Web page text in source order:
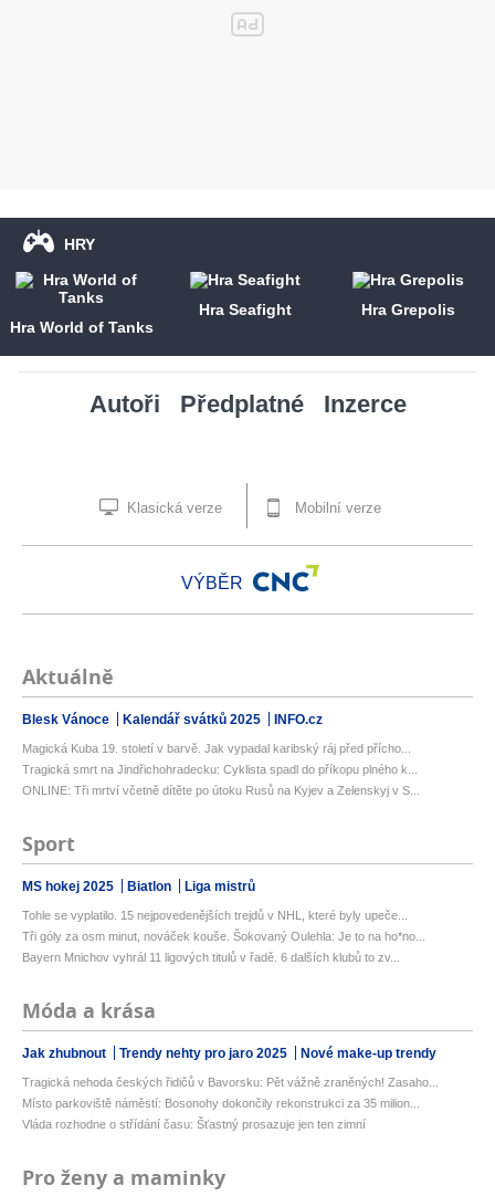
HRY
Hra World of Tanks
Hra Seafight Hra Grepolis
Autoři Předplatné Inzerce
Klasická verze Mobilní verze
VÝBĚR
Aktuálně
Blesk Vánoce Kalendář svátků 2025 INFO.cz
Magická Kuba 19. století v barvě. Jak vypadal karibský ráj před přícho...
Tragická smrt na Jindřichohradecku: Cyklista spadl do příkopu plného k...
ONLINE: Tři mrtví včetně dítěte po útoku Rusů na Kyjev a Zelenskyj v S...
Sport
MS hokej 2025 Biatlon Liga mistrů
Tohle se vyplatilo. 15 nejpovedenějších trejdů v NHL, které byly upeče...
Tři góly za osm minut, nováček kouše. Šokovaný Oulehla: Je to na ho*no...
Bayern Mnichov vyhrál 11 ligových titulů v řadě. 6 dalších klubů to zv...
Móda a krása
Jak zhubnout Trendy nehty pro jaro 2025 Nové make-up trendy
Tragická nehoda českých řidičů v Bavorsku: Pět vážně zraněných! Zasaho...
Místo parkoviště náměstí: Bosonohy dokončily rekonstrukci za 35 milion...
Vláda rozhodne o střídání času: Šťastný prosazuje jen ten zimní
Pro ženy a maminky